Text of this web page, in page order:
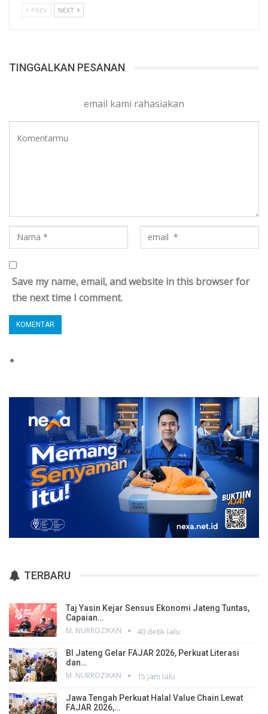
PREV NEXT
TINGGALKAN PESANAN
email kami rahasiakan
Save my name, email, and website in this browser for
the next time I comment.
TERBARU
Taj Yasin Kejar Sensus Ekonomi Jateng Tuntas,
Capaian…
M. NURROZIKAN 40 detik lalu
BI Jateng Gelar FAJAR 2026, Perkuat Literasi
dan…
M. NURROZIKAN 15 jam lalu
Jawa Tengah Perkuat Halal Value Chain Lewat
FAJAR 2026,…